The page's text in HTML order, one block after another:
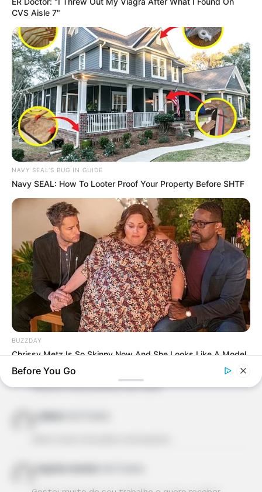
Por favor mande muitos trabalhos pq queremos
ensinar, e ocupar muitas jovens e tb vai ser uma
maneira de ganhar um dinheiro extra.
CLAUDIO COSTA há 13 anos
ADOREI A IDEIA. CURTO DEMAIS ESTA
PAGINA!!!!BELAS IDEIAS!!!!
anabel há 13 anos
lindo
Eu amei! Vou fazer para minha casa.
Isabel Babosa há 13 anos
Dicas fáceis e acessíveis, com grandes resultados
visuais. Muito bom!
Maria há 13 anos
Muito criativo,gostei da ideia.
massa e muito pratico de fazer
CVS Aisle 7"
NAVY SEAL'S BUG IN GUIDE
Navy SEAL: How To Looter Proof Your Property Before SHTF
BUZZDAY
Chrissy Metz Is So Skinny Now And She Looks Like A Model
Before You Go